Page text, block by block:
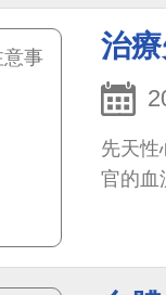
治
先天性
官的血